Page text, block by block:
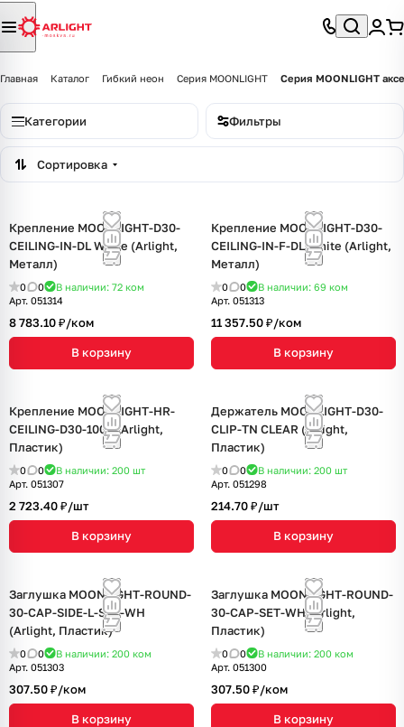
Главная Каталог Гибкий неон Серия MOONLIGHT Серия MOONLIGHT
Категории Фильтры
Сортировка
Крепление MOONLIGHT-D30-
CEILING-IN-DL White (Arlight,
Металл)
0 0 В наличии: 72 ком
Арт. 051314
8 783.10 ₽/ком
В корзину
Крепление MOONLIGHT-D30-
CEILING-IN-F-DL White (Arlight,
Металл)
0 0 В наличии: 69 ком
Арт. 051313
11 357.50 ₽/ком
В корзину
Крепление MOONLIGHT-HR-
CEILING-D30-1000 (Arlight,
Пластик)
0 0 В наличии: 200 шт
Арт. 051307
2 723.40 ₽/шт
В корзину
Держатель MOONLIGHT-D30-
CLIP-TN CLEAR (Arlight,
Пластик)
0 0 В наличии: 200 шт
Арт. 051298
214.70 ₽/шт
В корзину
Заглушка MOONLIGHT-ROUND-
30-CAP-SIDE-L-SET-WH
(Arlight, Пластик)
0 0 В наличии: 200 ком
Арт. 051303
307.50 ₽/ком
В корзину
Заглушка MOONLIGHT-ROUND-
30-CAP-SET-WH (Arlight,
Пластик)
0 0 В наличии: 200 ком
Арт. 051300
307.50 ₽/ком
В корзину